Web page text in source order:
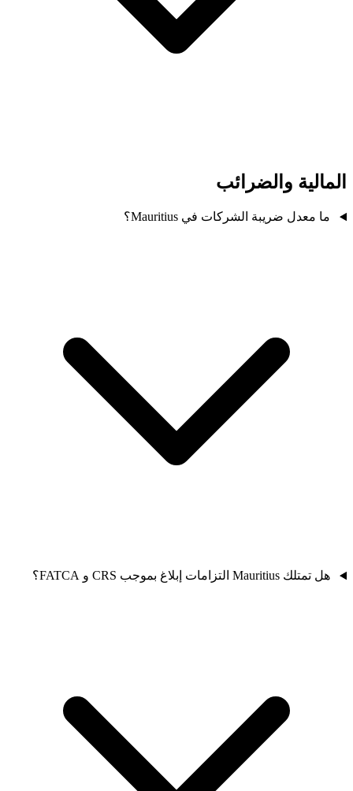
المالية والضرائب
ما معدل ضريبة الشركات في Mauritius؟
هل تمتلك Mauritius التزامات إبلاغ بموجب CRS و FATCA؟